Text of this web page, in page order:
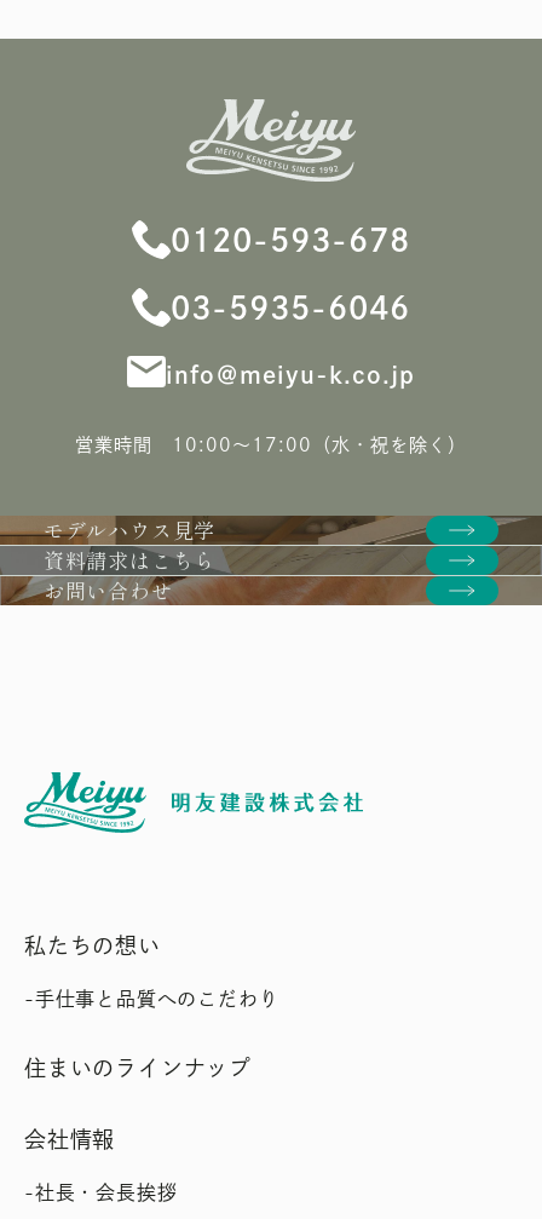
0120-593-678
03-5935-6046
info＠meiyu-k.co.jp
営業時間 10:00〜17:00（水・祝を除く）
モデルハウス見学
資料請求はこちら
お問い合わせ
私たちの想い
手仕事と品質へのこだわり
住まいのラインナップ
会社情報
社長・会長挨拶